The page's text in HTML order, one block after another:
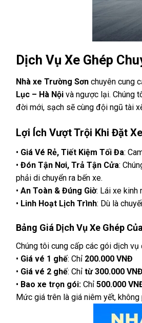
Dịch Vụ Xe Ghép
Nhà xe Trường Sơn chuyên cung
Lục – Hà Nội và ngược lại. Chúng
đời mới, sạch sẽ cùng đội ngũ tài
Lợi Ích Vượt Trội Khi Đặt
• Giá Vé Rẻ, Tiết Kiệm Tối Đa:
• Đón Tận Nơi, Trả Tận Cửa:
phải di chuyển ra bến xe.
•An Toàn & Đúng Giờ: Lái xe kinh
• Linh Hoạt Lịch Trình: Dù là
Bảng Giá Dịch Vụ Xe Ghép
Chúng tôi cung cấp các gói dịch
• Giá vé 1 ghế: Chỉ 200.000 VNĐ
• Giá vé 2 ghế: Chỉtừ 300.000 VNĐ
• Bao xe trọn gói: Chỉ500.000
Mức giá trên là giá niêm yết,